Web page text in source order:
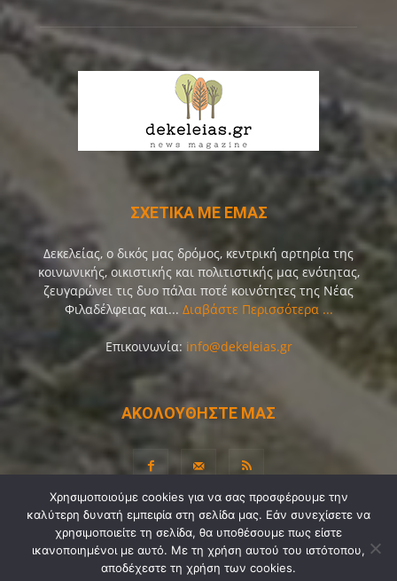
ΣΧΕΤΙΚΑ ΜΕ ΕΜΑΣ
Δεκελείας, ο δικός μας δρόμος, κεντρική αρτηρία της
κοινωνικής, οικιστικής και πολιτιστικής μας ενότητας,
ζευγαρώνει τις δυο πάλαι ποτέ κοινότητες της Νέας
Φιλαδέλφειας και... Διαβάστε Περισσότερα ...
Επικοινωνία: info@dekeleias.gr
ΑΚΟΛΟΥΘΗΣΤΕ ΜΑΣ
Διαύγεια Λίγα Λόγια για Εμάς
Επικοινωνία
Όροι Χρήσης
Προσωπικά Δεδομένα
Sitemap
Ψηφοφορίες
Χρησιμοποιούμε cookies για να σας προσφέρουμε την
καλύτερη δυνατή εμπειρία στη σελίδα μας. Εάν συνεχίσετε να
χρησιμοποιείτε τη σελίδα, θα υποθέσουμε πως είστε
ικανοποιημένοι με αυτό. Με τη χρήση αυτού του ιστότοπου,
αποδέχεστε τη χρήση των cookies.